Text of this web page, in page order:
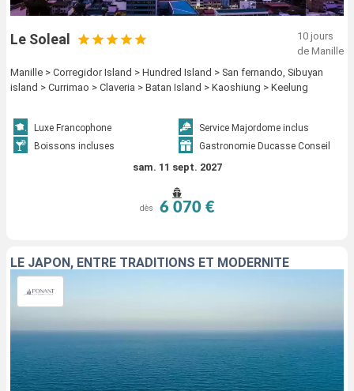
Le Soleal
10 jours
de Manille
Manille > Corregidor Island > Hundred Island > San fernando, Sibuyan
island > Currimao > Claveria > Batan Island > Kaoshiung > Keelung
Luxe Francophone
Service Majordome inclus
Boissons incluses
Gastronomie Ducasse Conseil
sam. 11 sept. 2027
dès 6 070 €
LE JAPON, ENTRE TRADITIONS ET MODERNITÉ